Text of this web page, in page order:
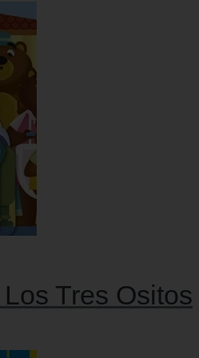
Tres Ositos